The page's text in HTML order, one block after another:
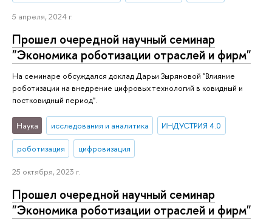
5 апреля, 2024 г.
Прошел очередной научный семинар
"Экономика роботизации отраслей и фирм"
На семинаре обсуждался доклад Дарьи Зыряновой "Влияние
роботизации на внедрение цифровых технологий в ковидный и
постковидный период".
Наука исследования и аналитика ИНДУСТРИЯ 4.0
роботизация цифровизация
25 октября, 2023 г.
Прошел очередной научный семинар
"Экономика роботизации отраслей и фирм"